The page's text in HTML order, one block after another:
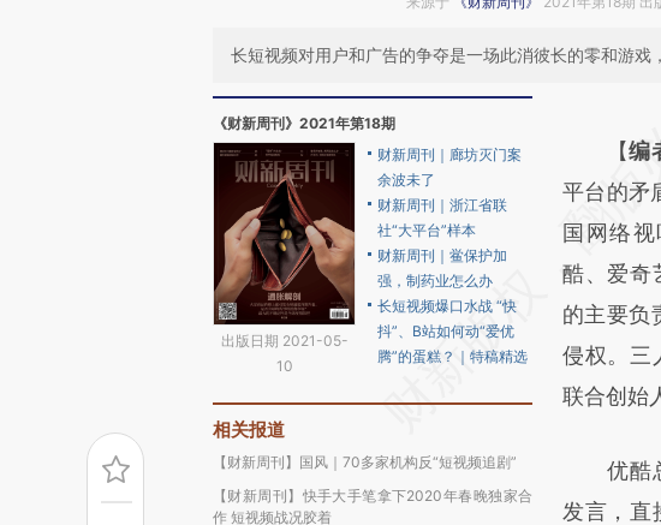
长短视频对用户和广告的争夺是一场此消彼长的零和游
《财新周刊》2021年第18期
出版日期 2021-05-
10
财新周刊｜廊坊灭门案
余波未了
财新周刊｜浙江省联
社“大平台”样本
财新周刊｜鲎保护加
强，制药业怎么办
长短视频爆口水战 “快
抖”、B站如何动“爱优
腾”的蛋糕？｜特稿精选
相关报道
【财新周刊】国风｜70多家机构反“短视频追剧”
【财新周刊】快手大手笔拿下2020年春晚独家合
作 短视频战况胶着
AI
[https://
(https://
而成，可
财新观点
比对和校
【编
平台的矛
国网络
酷、爱奇
的主要负
侵权。三
联合创始
优酷总
发言，直